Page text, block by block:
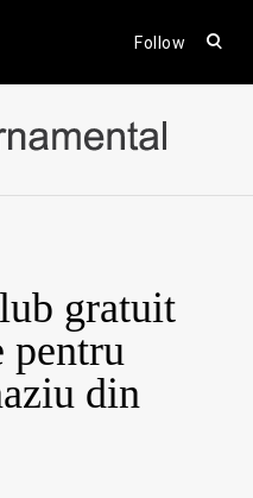
Follow
open
form
gratuit
pentru
din